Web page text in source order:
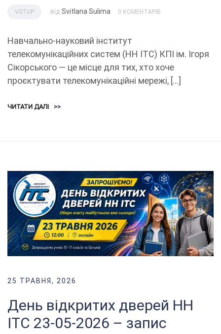
VSTUP від Svitlana Sulima 0 КОМЕНТАРІВ
Навчально-науковий інститут
телекомунікаційних систем (НН ІТС) КПІ ім. Ігоря
Сікорського — це місце для тих, хто хоче
проєктувати телекомунікаційні мережі, […]
ЧИТАТИ ДАЛІ >>
25 ТРАВНЯ, 2026
День відкритих дверей НН
ІТС 23-05-2026 – запис